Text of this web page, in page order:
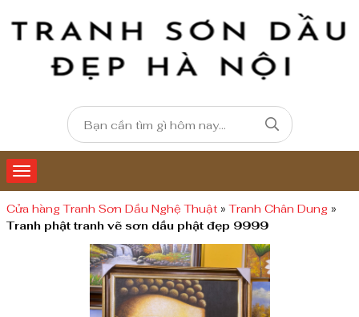
Cửa hàng Tranh Sơn Dầu Nghệ Thuật »Tranh Chân Dung »
Tranh phật tranh vẽ sơn dầu phật đẹp 9999